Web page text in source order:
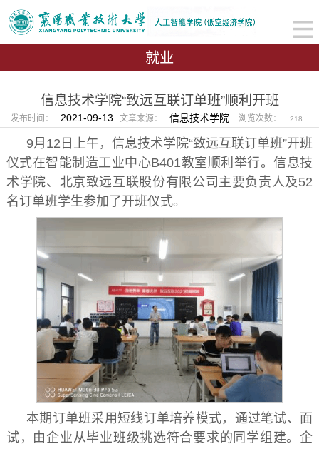
就业
信息技术学院“致远互联订单班”顺利开班
发布时间： 2021-09-13 文章来源： 信息技术学院 浏览次数： 218
9月12日上午，信息技术学院“致远互联订单班”开班
仪式在智能制造工业中心B401教室顺利举行。信息技
术学院、北京致远互联股份有限公司主要负责人及52
名订单班学生参加了开班仪式。
本期订单班采用短线订单培养模式，通过笔试、面
试，由企业从毕业班级挑选符合要求的同学组建。企